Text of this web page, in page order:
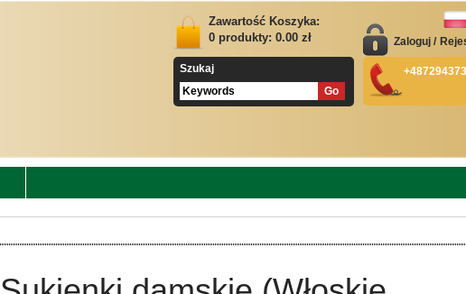
Zawartość Koszyka:
0 produkty: 0.00 zł
Szukaj
Zaloguj /